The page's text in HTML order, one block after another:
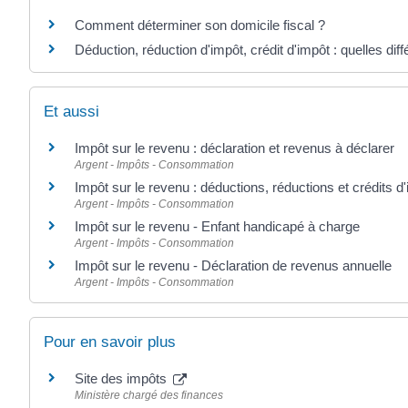
Comment déterminer son domicile fiscal ?
Déduction, réduction d'impôt, crédit d'impôt : quelles
Et aussi
Impôt sur le revenu : déclaration et revenus à déclarer
Argent - Impôts - Consommation
Impôt sur le revenu : déductions, réductions et crédits
Argent - Impôts - Consommation
Impôt sur le revenu - Enfant handicapé à charge
Argent - Impôts - Consommation
Impôt sur le revenu - Déclaration de revenus annuelle
Argent - Impôts - Consommation
Pour en savoir plus
Site des impôts
Ministère chargé des finances